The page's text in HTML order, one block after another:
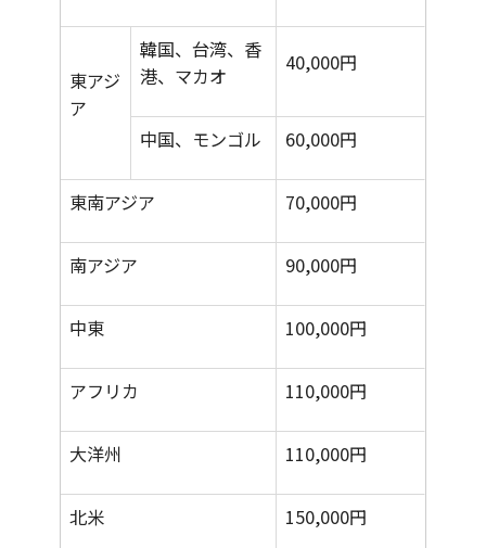
東アジ
ア
韓国、台湾、香
港、マカオ
40,000円
中国、モンゴル 60,000円
東南アジア 70,000円
南アジア 90,000円
中東 100,000円
アフリカ 110,000円
大洋州 110,000円
北米 150,000円